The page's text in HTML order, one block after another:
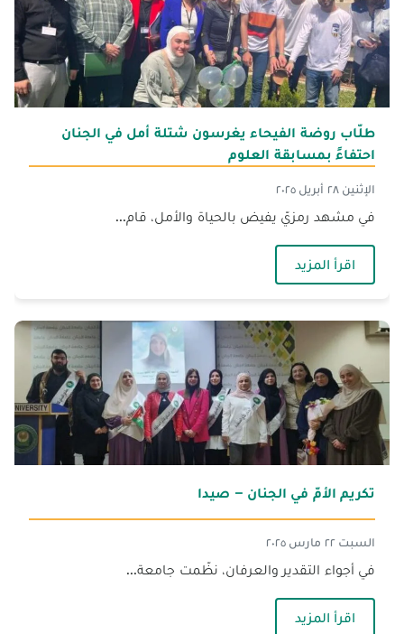
طلّاب روضة الفيحاء يغرسون شتلة أمل في الجنان
احتفاءً بمسابقة العلوم
الإثنين ٢٨ أبريل ٢٠٢٥
في مشهد رمزيّ يفيض بالحياة والأمل، قام...
اقرأ المزيد— طلّاب روضة الفيحاء يغرسون شتلة أمل في
تكريم الأمّ في الجنان – صيدا
السبت ٢٢ مارس ٢٠٢٥
في أجواء التقدير والعرفان، نظّمت جامعة...
اقرأ المزيد